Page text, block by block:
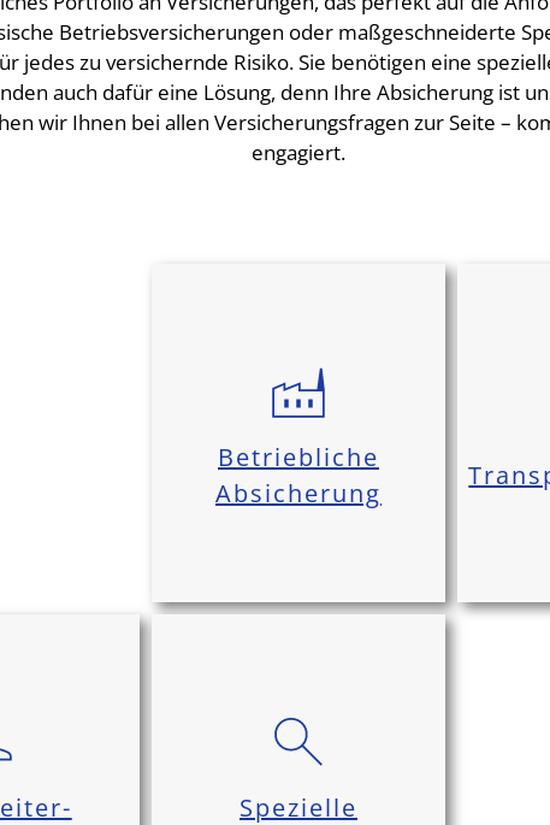
Betriebsversicherungen oder maßgeschneiderte
jedes zu versichernde Risiko. Sie benötigen eine
auch dafür eine Lösung, denn Ihre Absicherung ist
wir Ihnen bei allen Versicherungsfragen zur Seite –
engagiert.
Betriebliche
Absicherung
Spezielle